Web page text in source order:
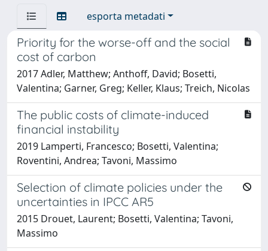
esporta metadati
Priority for the worse-off and the social
cost of carbon
2017 Adler, Matthew; Anthoff, David; Bosetti,
Valentina; Garner, Greg; Keller, Klaus; Treich, Nicolas
The public costs of climate-induced
financial instability
2019 Lamperti, Francesco; Bosetti, Valentina;
Roventini, Andrea; Tavoni, Massimo
Selection of climate policies under the
uncertainties in IPCC AR5
2015 Drouet, Laurent; Bosetti, Valentina; Tavoni,
Massimo